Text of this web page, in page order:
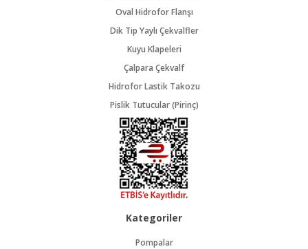
Oval Hidrofor Flanşı
Dik Tip Yaylı Çekvalfler
Kuyu Klapeleri
Çalpara Çekvalf
Hidrofor Lastik Takozu
Pislik Tutucular (Pirinç)
Kategoriler
Pompalar